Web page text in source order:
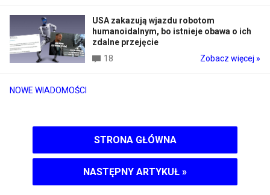
NOWE WIADOMOŚCI
USA zakazują wjazdu robotom
humanoidalnym, bo istnieje obawa o ich
zdalne przejęcie
18
Zobacz więcej »
STRONA GŁÓWNA
NASTĘPNY ARTYKUŁ »